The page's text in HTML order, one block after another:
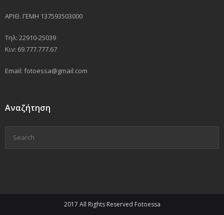
ΑΡΙΘ. ΓΕΜΗ 137593503000
Τηλ: 22910-25039
Κιν: 69.777.777.67
Email: fotoessa@gmail.com
Αναζήτηση
2017 All Rights Reserved Fotoessa